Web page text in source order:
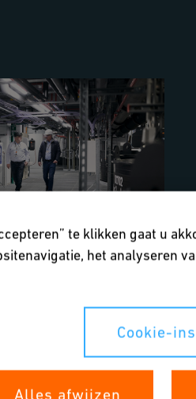
verwerking
GF Industry and
Solutions biedt ams-
in optische
te klikken gaat u
het analyseren
Cookie-
Alles afwijzen